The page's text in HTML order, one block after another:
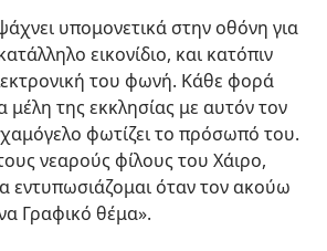
υπομονετικά στην οθόνη για
εικονίδιο, και κατόπιν
του φωνή. Κάθε φορά
μέλη της εκκλησίας με αυτόν τον
φωτίζει το πρόσωπό του.
νεαρούς φίλους του Χάιρο,
εντυπωσιάζομαι όταν τον ακούω
Γραφικό θέμα».